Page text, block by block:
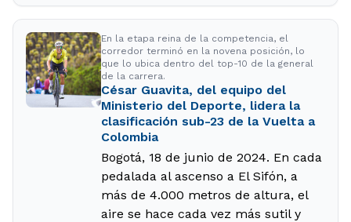
En la etapa reina de la competencia, el
corredor terminó en la novena posición, lo
que lo ubica dentro del top-10 de la general
de la carrera.
César Guavita, del equipo del
Ministerio del Deporte, lidera la
clasificación sub-23 de la Vuelta a
Colombia
Bogotá, 18 de junio de 2024. En cada
pedalada al ascenso a El Sifón, a
más de 4.000 metros de altura, el
aire se hace cada vez más sutil y